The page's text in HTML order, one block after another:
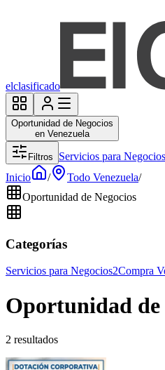
elclasificado
Oportunidad de Negocios
en Venezuela
Filtros Servicios para Negocios
Inicio
/ Todo Venezuela/
Oportunidad de Negocios
Categorías
Servicios para Negocios2Compra
Oportunidad de
2 resultados